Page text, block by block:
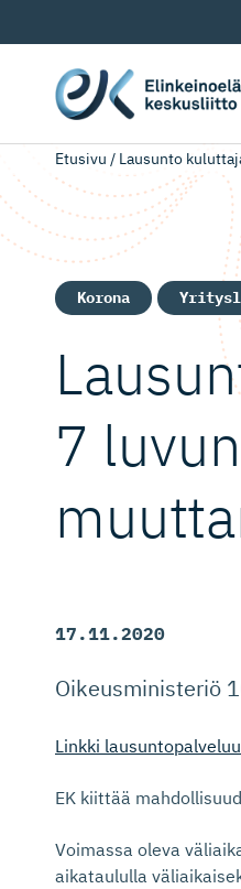
Etusivu / Lausunto
Korona
7
17.11.2020
Oikeusministeriö
Linkki
EK kiittää
Voimassa oleva
aikataululla